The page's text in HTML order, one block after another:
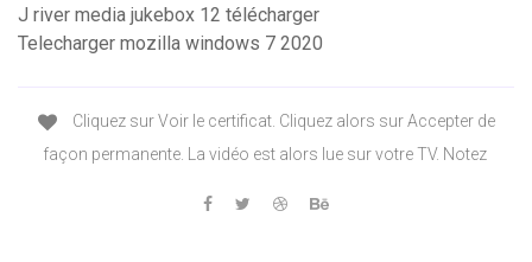
J river media jukebox 12 télécharger
Telecharger mozilla windows 7 2020
Cliquez sur Voir le certificat. Cliquez alors sur Accepter de
façon permanente. La vidéo est alors lue sur votre TV. Notez